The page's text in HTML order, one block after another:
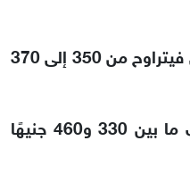
وصل سعر كيلو اللحم الجملي فيتراوح من 350 إلى 370
أما سعر كيلو المفروم البلدي ما بين 330 و460 جنيهًا